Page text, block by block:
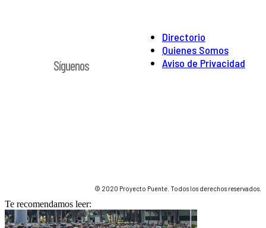
Directorio
Quienes Somos
Aviso de Privacidad
Síguenos
© 2020 Proyecto Puente. Todos los derechos reservados.
Te recomendamos leer: